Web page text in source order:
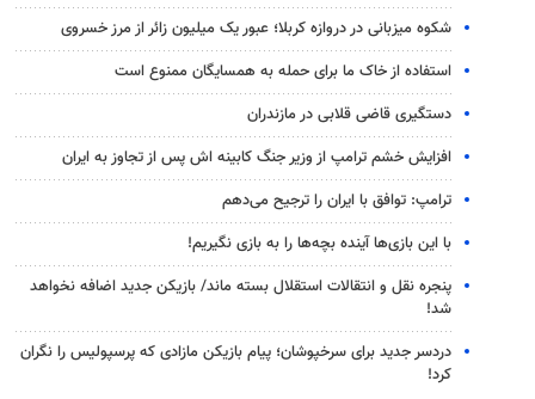
شکوه میزبانی در دروازه کربلا؛ عبور یک میلیون زائر از مرز خسروی
استفاده از خاک ما برای حمله به همسایگان ممنوع است
دستگیری قاضی قلابی در مازندران
افزایش خشم ترامپ از وزیر جنگ کابینه اش پس از تجاوز به ایران
ترامپ: توافق با ایران را ترجیح می‌دهم
با این بازی‌ها آینده بچه‌ها را به بازی نگیریم!
پنجره‌ نقل و انتقالات استقلال بسته ماند/ بازیکن جدید اضافه نخواهد
شد!
دردسر جدید برای سرخپوشان؛ پیام بازیکن مازادی که پرسپولیس را نگران
کرد!